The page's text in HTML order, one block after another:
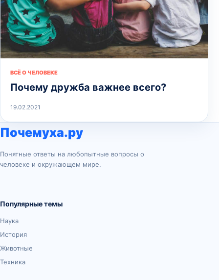
ВСЁ О ЧЕЛОВЕКЕ
Почему дружба важнее всего?
19.02.2021
Почемуха.ру
Понятные ответы на любопытные вопросы о
человеке и окружающем мире.
Популярные темы
Наука
История
Животные
Техника